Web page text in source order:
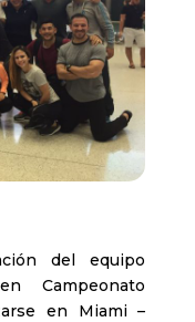
del equipo
Campeonato
en Miami –